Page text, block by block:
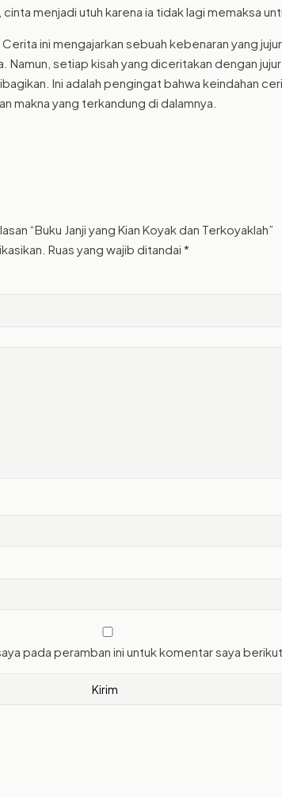
menjadi utuh karena ia tidak lagi memaksa
ini mengajarkan sebuah kebenaran yang
Namun, setiap kisah yang diceritakan dengan
Ini adalah pengingat bahwa keindahan
makna yang terkandung di dalamnya.
“Buku Janji yang Kian Koyak dan Terkoyaklah”
Ruas yang wajib ditandai *
pada peramban ini untuk komentar saya